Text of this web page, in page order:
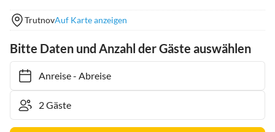
TrutnovAuf Karte anzeigen
Bitte Daten und Anzahl der Gäste auswählen
Anreise- Abreise